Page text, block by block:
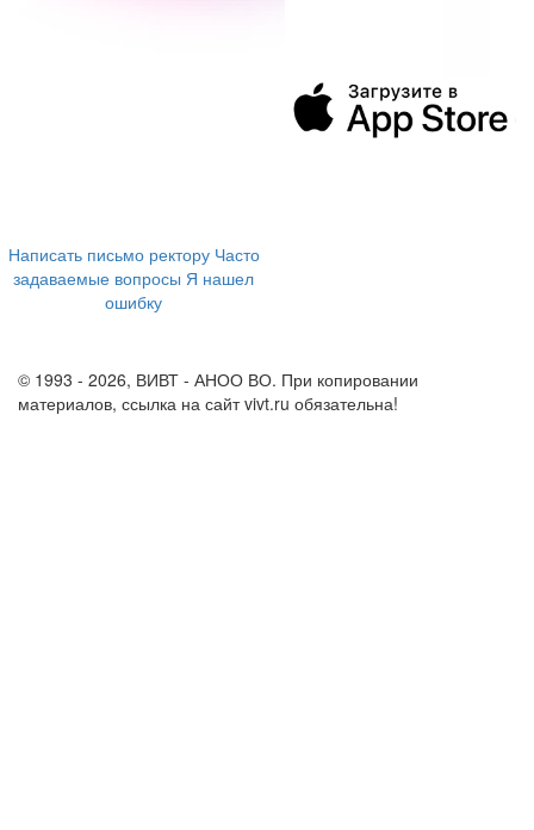
Написать письмо ректору Часто
задаваемые вопросы Я нашел
ошибку
© 1993 - 2026, ВИВТ - АНОО ВО. При копировании
материалов, ссылка на сайт vivt.ru обязательна!